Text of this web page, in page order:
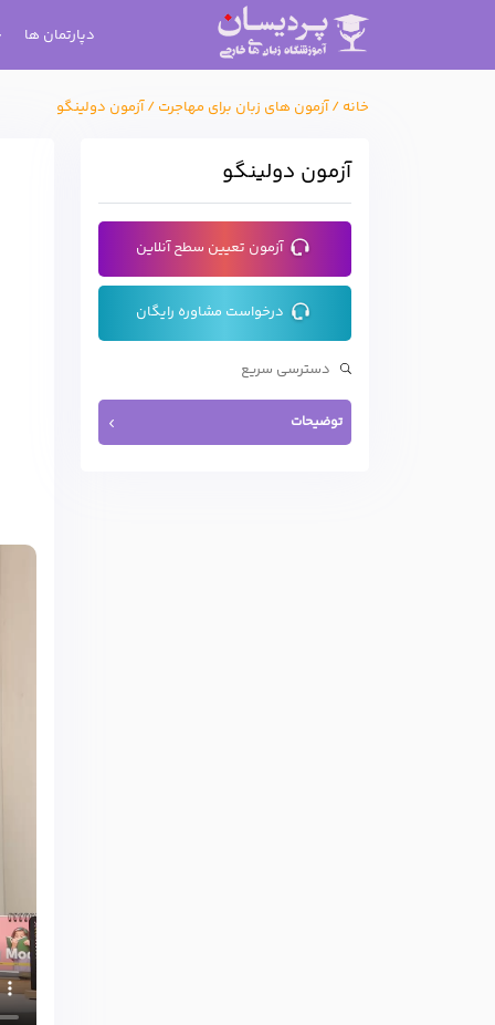
دپارتمان ها
خانه /آزمون های زبان برای مهاجرت /آزمون دولینگو
آزمون دولینگو
آزمون تعیین سطح آنلاین
درخواست مشاوره رایگان
توضیحات